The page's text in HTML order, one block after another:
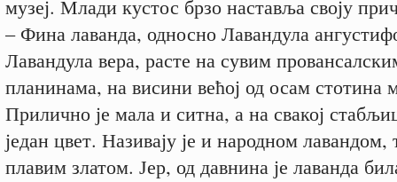
музеј. Млади кустос брзо наставља своју
– Фина лаванда, односно Лавандула
Лавандула вера, расте на сувим
планинама, на висини већој од осам стотина
Прилично је мала и ситна, а на свакој
један цвет. Називају је и народном лавандом,
плавим златом. Јер, од давнина је лаванда